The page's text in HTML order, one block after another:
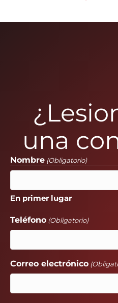
una
Nombre (Obligatorio)
En primer lugar
Teléfono (Obligatorio)
Correo electrónico